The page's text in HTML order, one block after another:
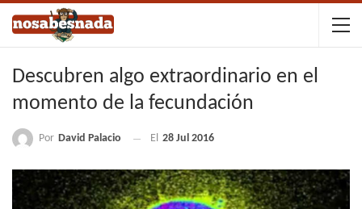
Descubren algo extraordinario en el
momento de la fecundación
Por David Palacio El 28 Jul 2016